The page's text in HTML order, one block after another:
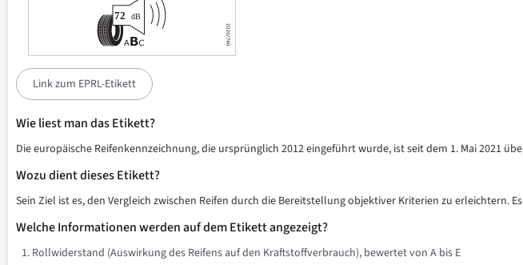
Link zum EPRL-Etikett
Wie liest man das Etikett?
Die europäische Reifenkennzeichnung, die ursprünglich 2012 eingeführt wurde, ist seit dem 1. Mai 2021
Wozu dient dieses Etikett?
Sein Ziel ist es, den Vergleich zwischen Reifen durch die Bereitstellung objektiver Kriterien zu
Welche Informationen werden auf dem Etikett angezeigt?
Rollwiderstand (Auswirkung des Reifens auf den Kraftstoffverbrauch), bewertet von A bis E